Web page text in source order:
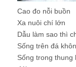
Cao đo nỗi buồn
Xa nuôi chí lớn
Dẫu làm sao thì
Sống trên đá
Sống trong thung